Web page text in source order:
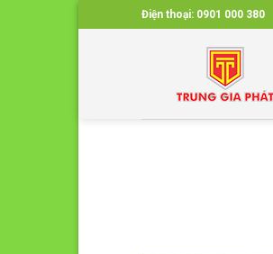
to
Điện thoại: 0901 000 380